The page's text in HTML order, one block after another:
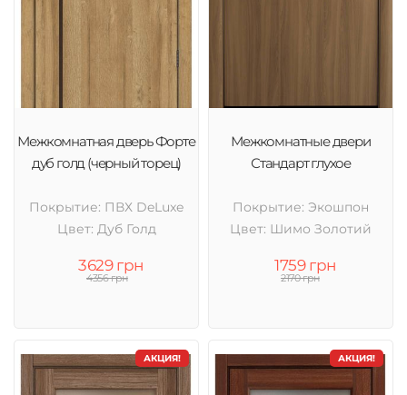
Межкомнатная дверь Форте
дуб голд (черный торец)
Покрытие: ПВХ DeLuxe
Цвет: Дуб Голд
3629 грн
4356 грн
Межкомнатные двери
Стандарт глухое
Покрытие: Экошпон
Цвет: Шимо Золотий
1759 грн
2170 грн
АКЦИЯ! АКЦИЯ!